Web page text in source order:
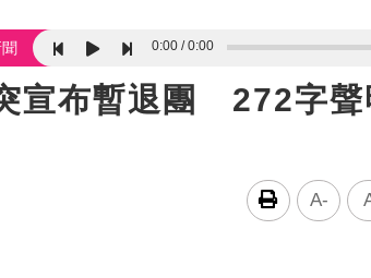
0:00 0:00
宣布暫退團 272字聲
A-